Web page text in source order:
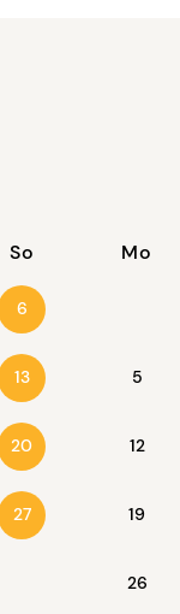
So
6
13
20
27
Mo
5
12
19
26